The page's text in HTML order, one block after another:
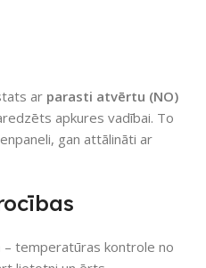
ar parasti atvērtu (NO)
apkures vadībai. To
gan attālināti ar
– temperatūras kontrole no